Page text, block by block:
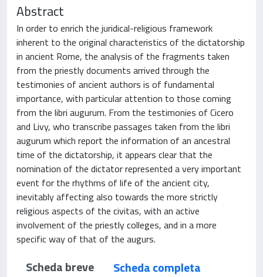
Abstract
In order to enrich the juridical-religious framework
inherent to the original characteristics of the dictatorship
in ancient Rome, the analysis of the fragments taken
from the priestly documents arrived through the
testimonies of ancient authors is of fundamental
importance, with particular attention to those coming
from the libri augurum. From the testimonies of Cicero
and Livy, who transcribe passages taken from the libri
augurum which report the information of an ancestral
time of the dictatorship, it appears clear that the
nomination of the dictator represented a very important
event for the rhythms of life of the ancient city,
inevitably affecting also towards the more strictly
religious aspects of the civitas, with an active
involvement of the priestly colleges, and in a more
specific way of that of the augurs.
Scheda breve
Scheda completa